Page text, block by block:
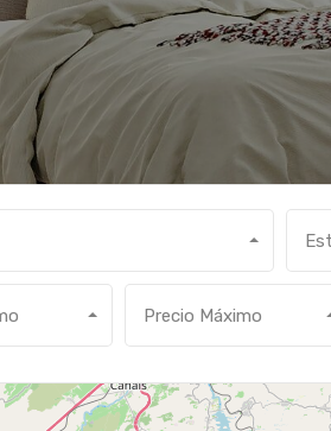
Precio Máximo